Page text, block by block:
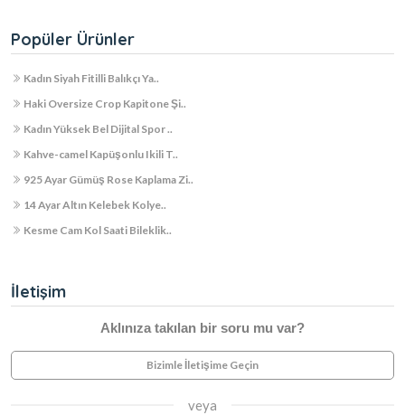
Popüler Ürünler
Kadın Siyah Fitilli Balıkçı Ya..
Haki Oversize Crop Kapitone Şi..
Kadın Yüksek Bel Dijital Spor ..
Kahve-camel Kapüşonlu Ikili T..
925 Ayar Gümüş Rose Kaplama Zi..
14 Ayar Altın Kelebek Kolye..
Kesme Cam Kol Saati Bileklik..
İletişim
Aklınıza takılan bir soru mu var?
Bizimle İletişime Geçin
veya